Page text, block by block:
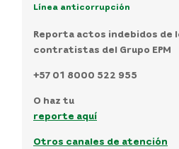
Línea anticorrupción
Reporta actos indebidos de
contratistas del Grupo EPM
+57 01 8000 522 955
O haz tu
reporte aquí
Otros canales de atención